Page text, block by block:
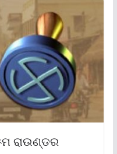
ରାଉଣ୍ଡର